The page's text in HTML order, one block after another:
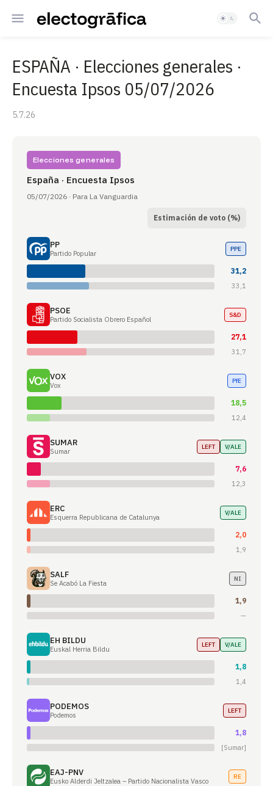
ESPAÑA · Elecciones generales ·
Encuesta Ipsos 05/07/2026
5.7.26
Elecciones generales
España · Encuesta Ipsos
05/07/2026 · Para La Vanguardia
Estimación de voto (%)
PP
Partido Popular
PPE
31,2
33,1
PSOE
Partido Socialista Obrero Español
S&D
27,1
31,7
VOX
Vox
PfE
18,5
12,4
SUMAR
Sumar
LEFT V/ALE
7,6
12,3
ERC
Esquerra Republicana de Catalunya
V/ALE
2,0
1,9
SALF
Se Acabó La Fiesta
NI
1,9
—
EH BILDU
Euskal Herria Bildu
LEFT V/ALE
1,8
1,4
PODEMOS
Podemos
LEFT
1,8
[Sumar]
EAJ-PNV
Eusko Alderdi Jeltzalea – Partido Nacionalista Vasco
RE